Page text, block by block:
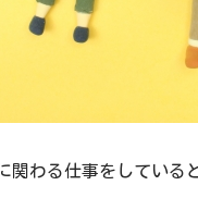
関わる仕事をしている